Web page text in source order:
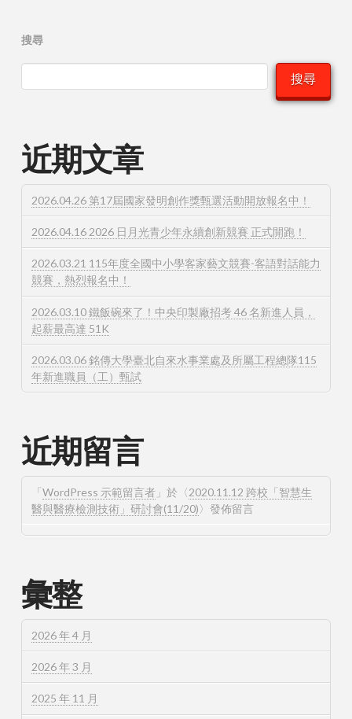
搜尋
搜尋
近期文章
2026.04.26 第17屆國家發明創作獎甄選活動開放報名中！
2026.04.16 2026 日月光青少年永續創新競賽 正式開跑！
2026.03.21 115年度全國中小學客家藝文競賽-客語對話能力
競賽，熱烈報名中！
2026.03.10 鐵飯碗來了！中央印製廠招考 46 名新進人員，
起薪最高達 51K
2026.03.06 銘傳大學臺北自來水事業處及所屬工程總隊115
年新進職員（工）甄試
近期留言
「WordPress 示範留言者」於〈2020.11.12 跨校「智慧生
醫與醫療檢測技術」研討會(11/20)〉發佈留言
彙整
2026 年 4 月
2026 年 3 月
2025 年 11 月